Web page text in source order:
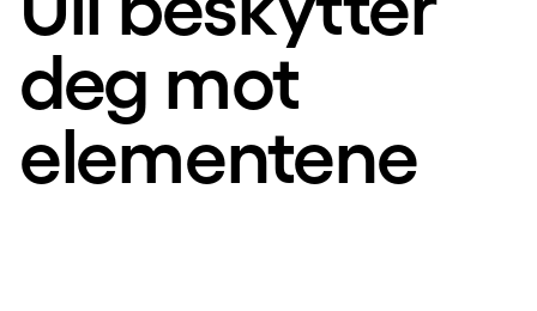
deg mot
elementene